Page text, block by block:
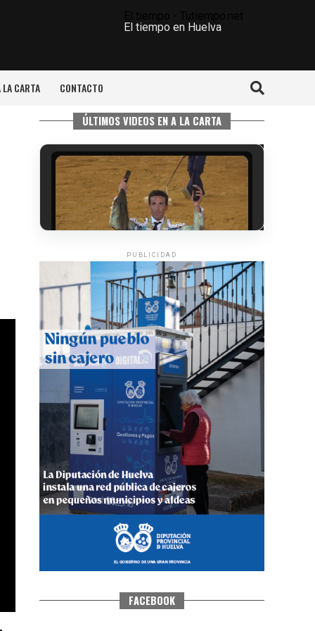
El tiempo en Huelva
LA CARTA CONTACTO
ÚLTIMOS VIDEOS EN A LA CARTA
6º DÍA DE LAS FIESTAS COLOMBINAS
2026
·Huelvatv
QUINTA CORRIDA DE LAS FIESTAS
COLOMBINAS 2026
hace 3 días· Huelvatv
PUBLICIDAD
FACEBOOK